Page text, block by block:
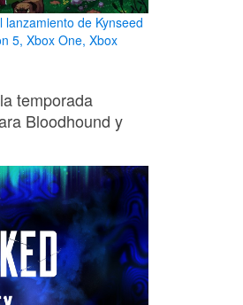
lanzamiento de Kynseed
5, Xbox One, Xbox
temporada
Bloodhound y